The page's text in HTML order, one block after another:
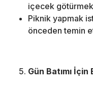
içecek
Piknik yapmak
önceden temin
Gün Batımı